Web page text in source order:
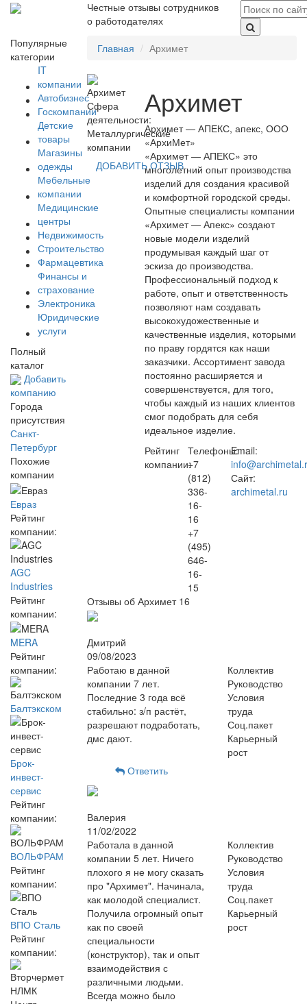
Честные отзывы сотрудников
о работодателях
Популярные
категории
IT
компании
Автобизнес
Госкомпании
Детские
товары
Магазины
одежды
Мебельные
компании
Медицинские
центры
Недвижимость
Строительство
Фармацевтика
Финансы и
страхование
Электроника
Юридические
услуги
Полный
каталог
Добавить
компанию
Города
присутствия
Санкт-
Петербург
Похожие
компании
Евраз
Рейтинг
компании:
AGC
Industries
Рейтинг
компании:
MERA
Рейтинг
компании:
Балтэкском
Брок-
инвест-
сервис
Рейтинг
компании:
ВОЛЬФРАМ
Рейтинг
компании:
ВПО Сталь
Рейтинг
компании:
Главная Архимет
Сфера
деятельности:
Металлургические
компании
ДОБАВИТЬ ОТЗЫВ
Архимет
Архимет — АПЕКС, апекс, ООО
«АрхиМет»
«Архимет — АПЕКС» это
многолетний опыт производства
изделий для создания красивой
и комфортной городской среды.
Опытные специалисты компании
«Архимет — Апекс» создают
новые модели изделий
продумывая каждый шаг от
эскиза до производства.
Профессиональный подход к
работе, опыт и ответственность
позволяют нам создавать
высокохудожественные и
качественные изделия, которыми
по праву гордятся как наши
заказчики. Ассортимент завода
постоянно расширяется и
совершенствуется, для того,
чтобы каждый из наших клиентов
смог подобрать для себя
идеальное изделие.
Рейтинг
компании:
Телефоны:
+7
(812)
336-
16-
16
+7
(495)
646-
16-
15
Email:
Сайт:
archimetal.ru
Отзывы об Архимет 16
Дмитрий
09/08/2023
Работаю в данной
компании 7 лет.
Последние 3 года всё
стабильно: з/п растёт,
разрешают подработать,
дмс дают.
Коллектив
Руководство
Условия
труда
Соц.пакет
Карьерный
рост
Ответить
Валерия
11/02/2022
Работала в данной
компании 5 лет. Ничего
плохого я не могу сказать
про "Архимет". Начинала,
как молодой специалист.
Получила огромный опыт
как по своей
специальности
(конструктор), так и опыт
взаимодействия с
различными людьми.
Всегда можно было
Коллектив
Руководство
Условия
труда
Соц.пакет
Карьерный
рост